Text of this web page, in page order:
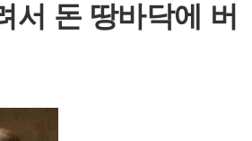
서 돈 땅바닥에 버